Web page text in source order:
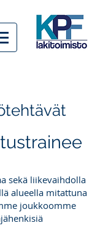
sekä liikevaihdolla
alueella mitattuna
joukkoomme